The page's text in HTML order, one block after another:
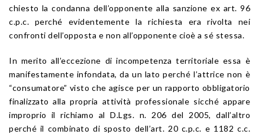
chiesto la condanna dell’opponente alla sanzione ex art. 96
c.p.c. perché evidentemente la richiesta era rivolta nei
confronti dell’opposta e non all’opponente cioè a sé stessa.
In merito all’eccezione di incompetenza territoriale essa è
manifestamente infondata, da un lato perché l’attrice non è
“consumatore” visto che agisce per un rapporto obbligatorio
finalizzato alla propria attività professionale sicché appare
improprio il richiamo al D.Lgs. n. 206 del 2005, dall’altro
perché il combinato di sposto dell’art. 20 c.p.c. e 1182 c.c.